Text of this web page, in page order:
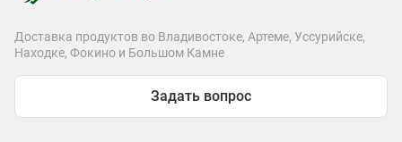
Доставка продуктов во Владивостоке, Артеме, Уссурийске,
Находке, Фокино и Большом Камне
Задать вопрос